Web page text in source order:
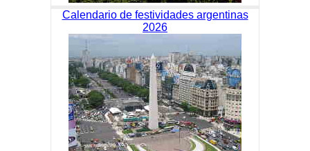
Calendario de festividades argentinas
2026